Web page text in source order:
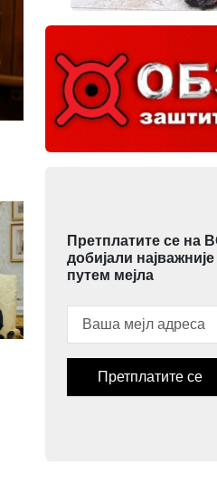
Претплатите се на
добијали
путем мејла
Претплатите се